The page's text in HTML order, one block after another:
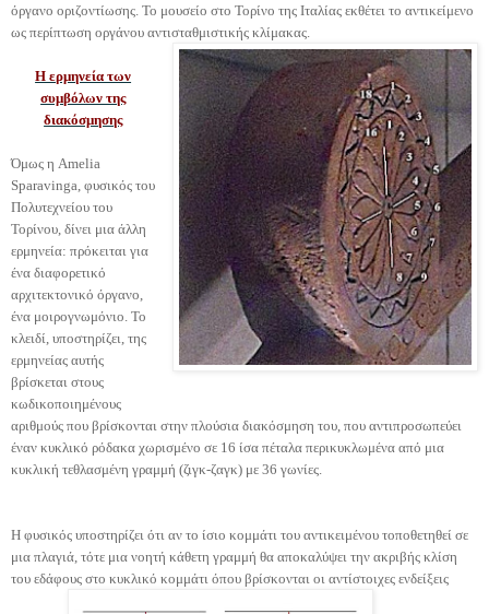
όργανο οριζοντίωσης. Το μουσείο στο Τορίνο της Ιταλίας εκθέτει το αντικείμενο
ως περίπτωση οργάνου αντισταθμιστικής κλίμακας.
Η ερμηνεία των
συμβόλων της
διακόσμησης
Όμως η Amelia
Sparavinga, φυσικός του
Πολυτεχνείου του
Τορίνου, δίνει μια άλλη
ερμηνεία: πρόκειται για
ένα διαφορετικό
αρχιτεκτονικό όργανο,
ένα μοιρογνωμόνιο. Το
κλειδί, υποστηρίζει, της
ερμηνείας αυτής
βρίσκεται στους
κωδικοποιημένους
αριθμούς που βρίσκονται στην πλούσια διακόσμηση του, που αντιπροσωπεύει
έναν κυκλικό ρόδακα χωρισμένο σε 16 ίσα πέταλα περικυκλωμένα από μια
κυκλική τεθλασμένη γραμμή (ζιγκ-ζαγκ) με 36 γωνίες.
Η φυσικός υποστηρίζει ότι αν το ίσιο κομμάτι του αντικειμένου τοποθετηθεί σε
μια πλαγιά, τότε μια νοητή κάθετη γραμμή θα αποκαλύψει την ακριβής κλίση
του εδάφους στο κυκλικό κομμάτι όπου βρίσκονται οι αντίστοιχες ενδείξεις